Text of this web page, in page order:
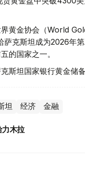
界黄金协会（World
萨克斯坦成为2026年
的国家之一。
斯坦国家银行黄金储备
坦 经济 金融
力木拉